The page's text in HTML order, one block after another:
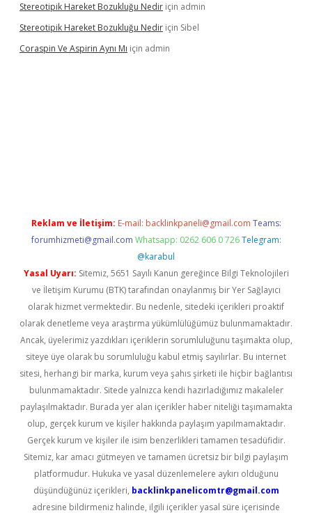
Stereotipik Hareket Bozukluğu Nedir için admin
Stereotipik Hareket Bozukluğu Nedir için Sibel
Coraspin Ve Aspirin Aynı Mı için admin
Reklam ve İletişim: E-mail: backlinkpaneli@gmail.com Teams:
forumhizmeti@gmail.com Whatsapp: 0262 606 0 726 Telegram:
@karabul
Yasal Uyarı: Sitemiz, 5651 Sayılı Kanun gereğince Bilgi Teknolojileri
ve İletişim Kurumu (BTK) tarafından onaylanmış bir Yer Sağlayıcı
olarak hizmet vermektedir. Bu nedenle, sitedeki içerikleri proaktif
olarak denetleme veya araştırma yükümlülüğümüz bulunmamaktadır.
Ancak, üyelerimiz yazdıkları içeriklerin sorumluluğunu taşımakta olup,
siteye üye olarak bu sorumluluğu kabul etmiş sayılırlar. Bu internet
sitesi, herhangi bir marka, kurum veya şahıs şirketi ile hiçbir bağlantısı
bulunmamaktadır. Sitede yalnızca kendi hazırladığımız makaleler
paylaşılmaktadır. Burada yer alan içerikler haber niteliği taşımamakta
olup, gerçek kurum ve kişiler hakkında paylaşım yapılmamaktadır.
Gerçek kurum ve kişiler ile isim benzerlikleri tamamen tesadüfidir.
Sitemiz, kar amacı gütmeyen ve tamamen ücretsiz bir bilgi paylaşım
platformudur. Hukuka ve yasal düzenlemelere aykırı olduğunu
düşündüğünüz içerikleri, backlinkpanelicomtr@gmail.com
adresine bildirmeniz halinde, ilgili içerikler yasal süre içerisinde